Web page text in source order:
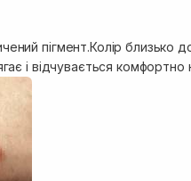
пігмент.Колір близько
і відчувається